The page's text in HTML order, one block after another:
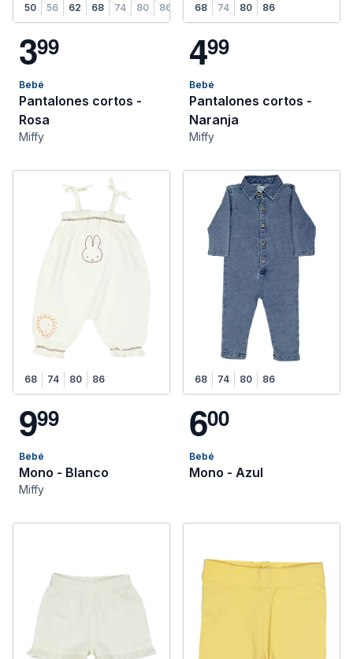
50 56 62 68 74 80 86
399
Bebé
Pantalones cortos -
Rosa
Miffy
68 74 80 86
499
Bebé
Pantalones cortos -
Naranja
Miffy
68 74 80 86
999
Bebé
Mono - Blanco
Miffy
68 74 80 86
600
Bebé
Mono - Azul